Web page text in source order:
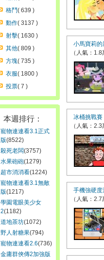
格鬥( 639 )
動作( 3137 )
射擊( 1630 )
其他( 809 )
方塊( 735 )
衣服( 1800 )
投票( 7 )
本週排行：
寵物連連看3.1正式
版(8522)
殺死老闆(3757)
水果砲砲(1279)
超市消消看(1224)
寵物連連看3.1無敵
版(1217)
學園電眼美少女
2(1182)
道地茶坊(1072)
野人射糖果(794)
寵物連連看2.6(736)
金庸群俠傳2加強版
小馬寶莉的
（人氣：
冰桶挑戰賽
（人氣：
手機強硬度
（人氣：